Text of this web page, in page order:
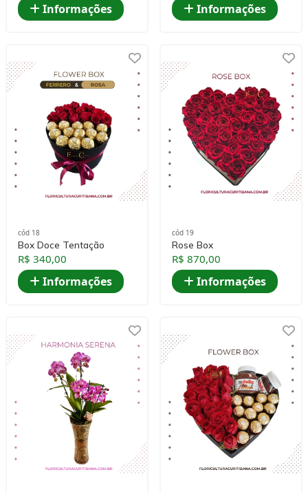
Informações Informações
cód 18
Box Doce Tentação
R$ 340,00
Informações
cód 19
Rose Box
R$ 870,00
Informações